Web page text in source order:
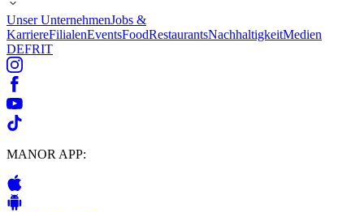
Unser UnternehmenJobs &
KarriereFilialenEventsFoodRestaurantsNachhaltigkeitMedien
DEFRIT
MANOR APP: